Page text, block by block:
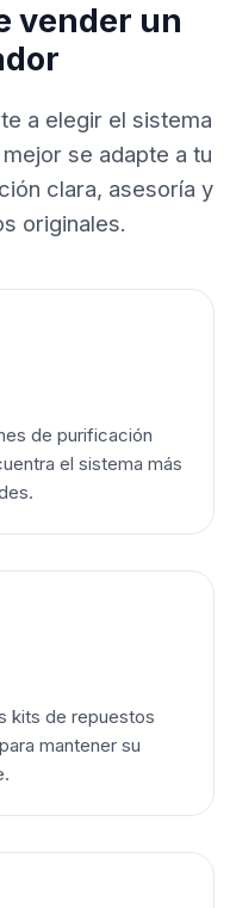
vender un
a elegir el sistema
se adapte a tu
clara, asesoría y
originales.
de purificación
el sistema más
kits de repuestos
mantener su